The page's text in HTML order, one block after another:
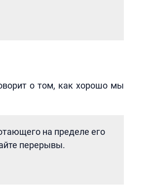
о том, как хорошо мы
на пределе его
перерывы.